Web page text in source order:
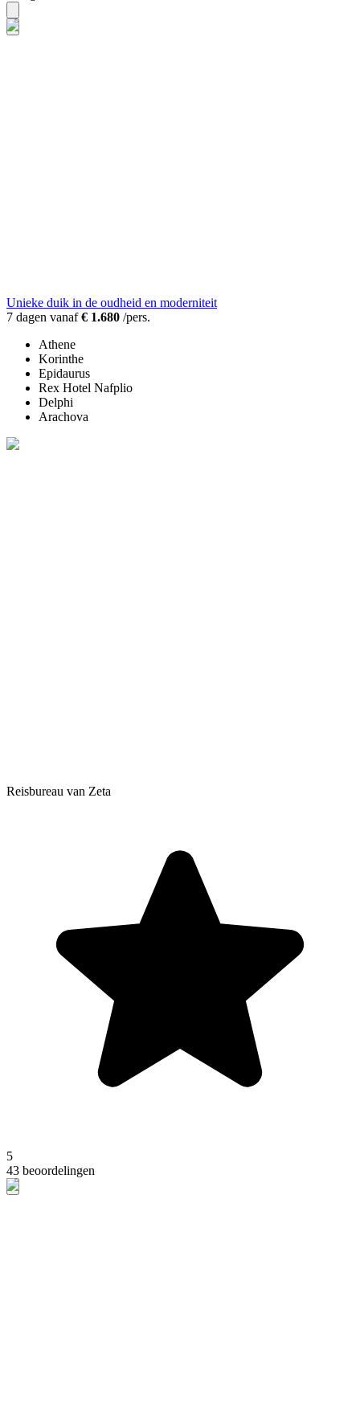
Unieke duik in de oudheid en moderniteit
7 dagen vanaf€ 1.680 /pers.
Athene
Korinthe
Epidaurus
Rex Hotel Nafplio
Delphi
Arachova
Reisbureau van Zeta
5
43 beoordelingen